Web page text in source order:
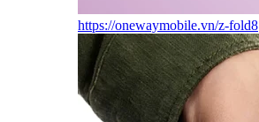
https://onewaymobile.vn/z-fold8